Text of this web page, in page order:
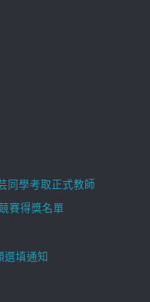
同學考取正式教師
賽得獎名單
選填通知